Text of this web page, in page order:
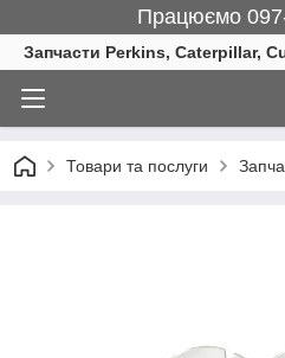
Працюємо
Запчасти Perkins, Caterpillar,
Товари та послуги